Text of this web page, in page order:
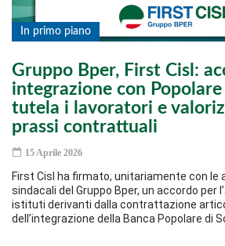
In primo piano
Gruppo Bper, First Cisl:
integrazione con
tutela i lavoratori e
prassi contrattuali
15 Aprile 2026
First Cisl ha firmato, unitariamente con le
sindacali del Gruppo Bper, un accordo per
istituti derivanti dalla contrattazione
dell’integrazione della Banca Popolare di